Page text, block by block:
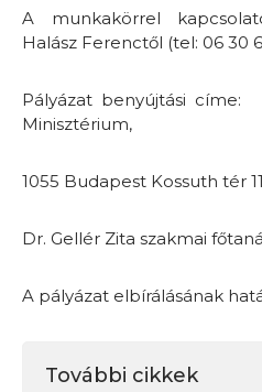
A munkakörrel
Halász Ferenctől (tel: 06 30
Pályázat benyújtási
Minisztérium,
1055 Budapest Kossuth tér
Dr. Gellér Zita szakmai
A pályázat elbírálásának
További cikkek